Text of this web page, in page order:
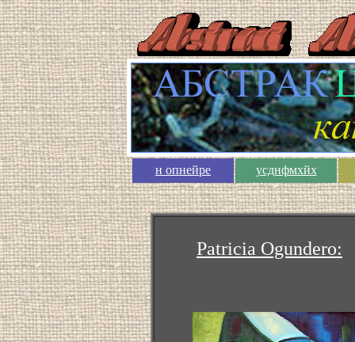
н опнейре усднфмхйх
Patricia Ogundero: